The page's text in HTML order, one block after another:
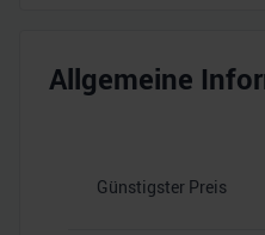
Allgemeine
Günstigster Preis